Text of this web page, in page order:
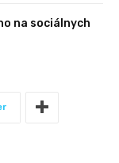
na sociálnych